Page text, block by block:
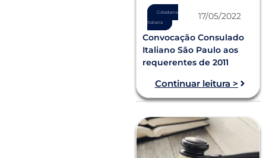
Cidadania
Italiana
17/05/2022
Convocação Consulado
Italiano São Paulo aos
requerentes de 2011
Continuar leitura >